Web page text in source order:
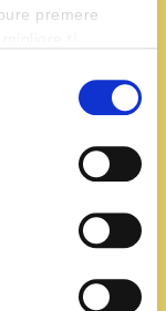
premere
Leprotto o 5 g